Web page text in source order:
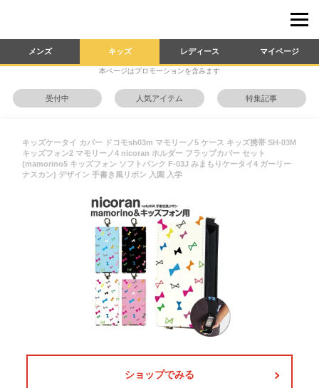
メンズ キッズ レディース マイページ
本ページはプロモーションを含みます
受付中 人気アイテム 特集記事
キッズケータイ カバー ドコモsh03m マモリーノ5 ケース キッズ携帯 SH-03M
キッズフォン2 マモリーノ4 nicoran ホルダー フラップカバー セット
(mamorino5 キッズフォン ソフトバンク F-03J みまもりケータイ4 ガーリー
ナスカン) デザイン 手書き風リボン 入園 入学
ショップでみる